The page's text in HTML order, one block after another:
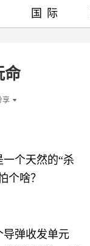
命
享
个天然的“杀
个啥？
导弹收发单元
国际